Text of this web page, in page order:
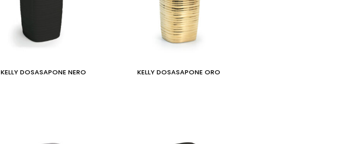
KELLY DOSASAPONE NERO KELLY DOSASAPONE ORO